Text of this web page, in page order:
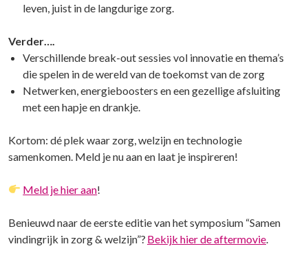
leven, juist in de langdurige zorg.
Verder….
Verschillende break-out sessies vol innovatie en thema’s
die spelen in de wereld van de toekomst van de zorg
Netwerken, energieboosters en een gezellige afsluiting
met een hapje en drankje.
Kortom: dé plek waar zorg, welzijn en technologie
samenkomen. Meld je nu aan en laat je inspireren!
Meld je hier aan!
Benieuwd naar de eerste editie van het symposium “Samen
vindingrijk in zorg & welzijn”? Bekijk hier de aftermovie.